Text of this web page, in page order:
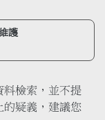
護
料檢索，並不提
的疑義，建議您